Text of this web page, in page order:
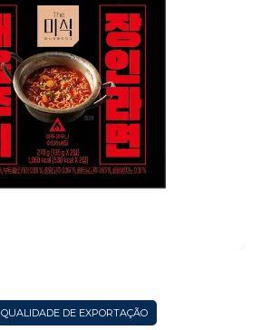
QUALIDADE DE EXPORTAÇÃO